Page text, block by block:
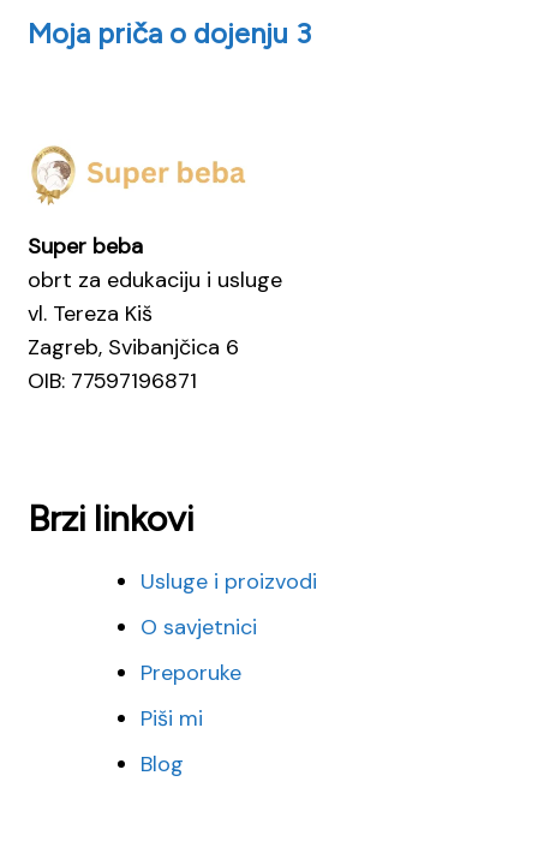
Moja priča o dojenju 3
Super beba
obrt za edukaciju i usluge
vl. Tereza Kiš
Zagreb, Svibanjčica 6
OIB: 77597196871
Brzi linkovi
Usluge i proizvodi
O savjetnici
Preporuke
Piši mi
Blog